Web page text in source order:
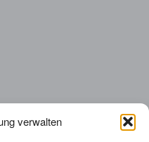
verwalten